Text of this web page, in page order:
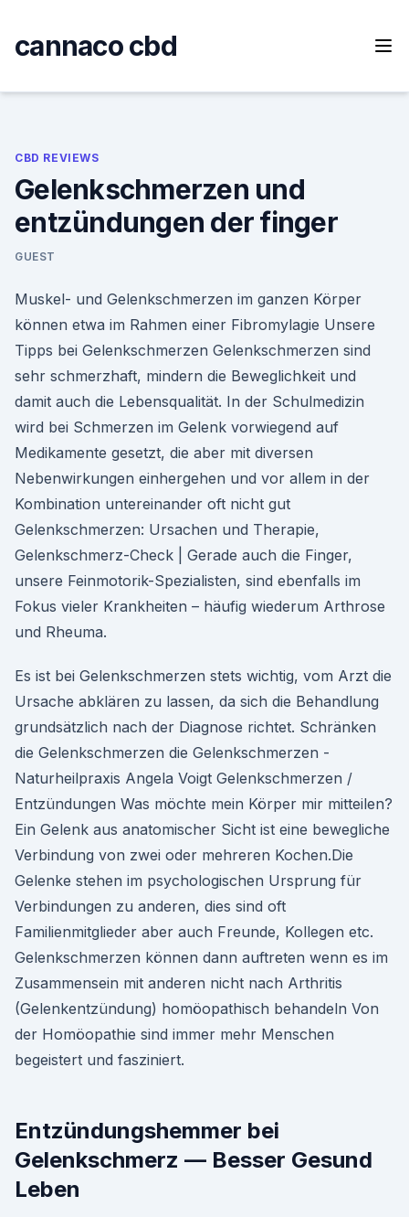
content
cannaco cbd
CBD REVIEWS
Gelenkschmerzen und
entzündungen der finger
GUEST
Muskel- und Gelenkschmerzen im ganzen Körper
können etwa im Rahmen einer Fibromylagie Unsere
Tipps bei Gelenkschmerzen Gelenkschmerzen sind
sehr schmerzhaft, mindern die Beweglichkeit und
damit auch die Lebensqualität. In der Schulmedizin
wird bei Schmerzen im Gelenk vorwiegend auf
Medikamente gesetzt, die aber mit diversen
Nebenwirkungen einhergehen und vor allem in der
Kombination untereinander oft nicht gut
Gelenkschmerzen: Ursachen und Therapie,
Gelenkschmerz-Check | Gerade auch die Finger,
unsere Feinmotorik-Spezialisten, sind ebenfalls im
Fokus vieler Krankheiten – häufig wiederum Arthrose
und Rheuma.
Es ist bei Gelenkschmerzen stets wichtig, vom Arzt die
Ursache abklären zu lassen, da sich die Behandlung
grundsätzlich nach der Diagnose richtet. Schränken
die Gelenkschmerzen die Gelenkschmerzen -
Naturheilpraxis Angela Voigt Gelenkschmerzen /
Entzündungen Was möchte mein Körper mir mitteilen?
Ein Gelenk aus anatomischer Sicht ist eine bewegliche
Verbindung von zwei oder mehreren Kochen.Die
Gelenke stehen im psychologischen Ursprung für
Verbindungen zu anderen, dies sind oft
Familienmitglieder aber auch Freunde, Kollegen etc.
Gelenkschmerzen können dann auftreten wenn es im
Zusammensein mit anderen nicht nach Arthritis
(Gelenkentzündung) homöopathisch behandeln Von
der Homöopathie sind immer mehr Menschen
begeistert und fasziniert.
Entzündungshemmer bei
Gelenkschmerz — Besser Gesund
Leben